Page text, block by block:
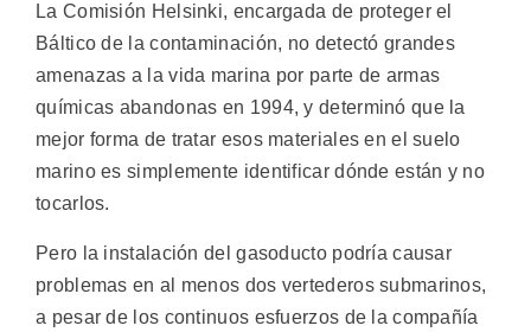
La Comisión Helsinki, encargada de proteger el
Báltico de la contaminación, no detectó grandes
amenazas a la vida marina por parte de armas
químicas abandonas en 1994, y determinó que la
mejor forma de tratar esos materiales en el suelo
marino es simplemente identificar dónde están y no
tocarlos.
Pero la instalación del gasoducto podría causar
problemas en al menos dos vertederos submarinos,
a pesar de los continuos esfuerzos de la compañía